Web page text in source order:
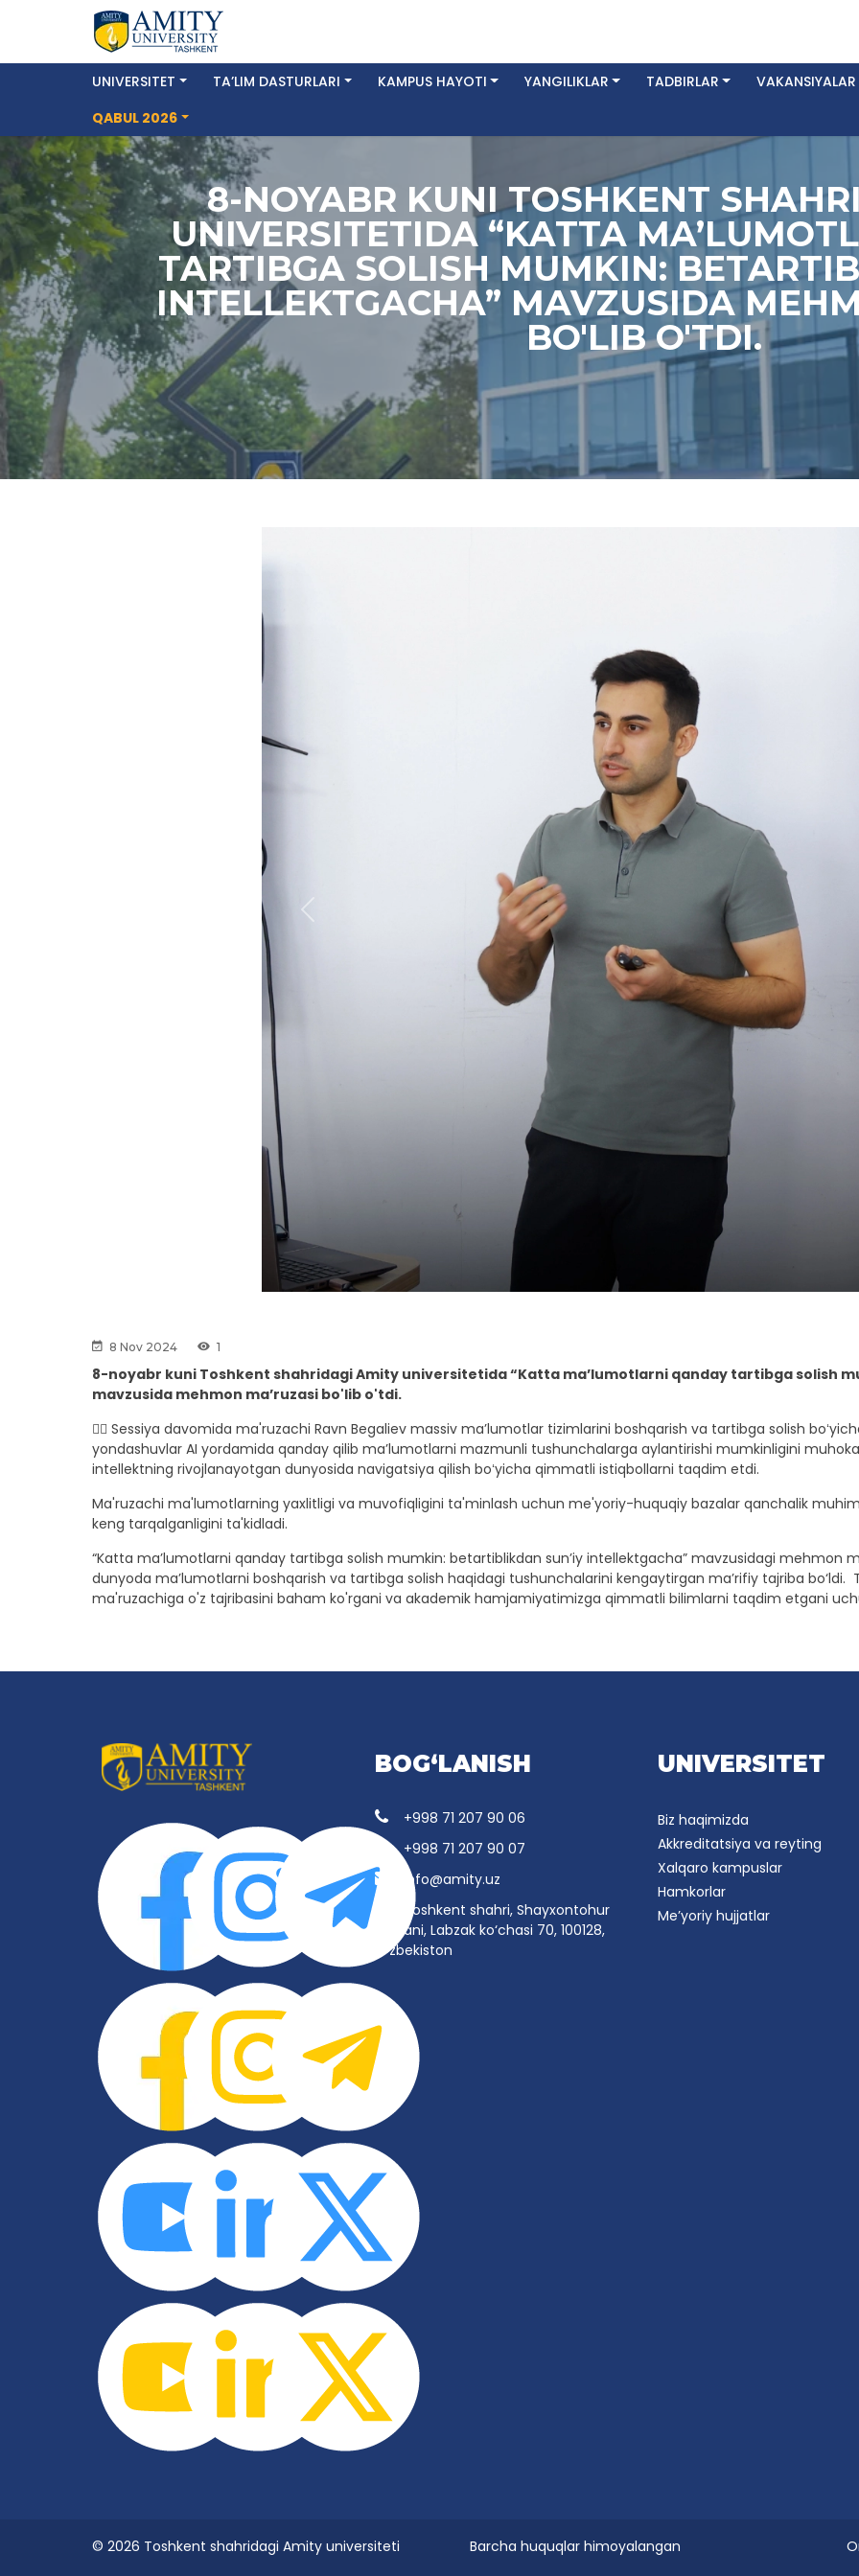
UNIVERSITET TA’LIM DASTURLARI KAMPUS HAYOTI YANGILIKLAR TADBIRLAR
VAKANSIYALAR
QABUL 2026
8-NOYABR KUNI TOSHKENT
UNIVERSITETIDA “KATTA
TARTIBGA SOLISH MUMKIN:
INTELLEKTGACHA” MAVZUSIDA
BO'LIB O'TDI.
Previous
8 Nov 2024 1
8-noyabr kuni Toshkent shahridagi Amity universitetida “Katta ma’lumotlarni qanday tartibga solish
mavzusida mehmon ma’ruzasi bo'lib o'tdi.
👉🏼 Sessiya davomida ma'ruzachi Ravn Begaliev massiv maʼlumotlar tizimlarini boshqarish va tartibga solish
yondashuvlar AI yordamida qanday qilib maʼlumotlarni mazmunli tushunchalarga aylantirishi mumkinligini
intellektning rivojlanayotgan dunyosida navigatsiya qilish boʻyicha qimmatli istiqbollarni taqdim etdi.
Ma'ruzachi ma'lumotlarning yaxlitligi va muvofiqligini ta'minlash uchun me'yoriy-huquqiy bazalar qanchalik
keng tarqalganligini ta'kidladi.
“Katta ma’lumotlarni qanday tartibga solish mumkin: betartiblikdan sun’iy intellektgacha” mavzusidagi mehmon
dunyoda ma’lumotlarni boshqarish va tartibga solish haqidagi tushunchalarini kengaytirgan ma’rifiy tajriba
ma'ruzachiga o'z tajribasini baham ko'rgani va akademik hamjamiyatimizga qimmatli bilimlarni taqdim etgani
BOG‘LANISH
+998 71 207 90 06
+998 71 207 90 07
info@amity.uz
Toshkent shahri, Shayxontohur
tumani, Labzak ko‘chasi 70, 100128,
O‘zbekiston
UNIVERSITET
Biz haqimizda
Akkreditatsiya va reyting
Xalqaro kampuslar
Hamkorlar
Me’yoriy hujjatlar
© 2026 Toshkent shahridagi Amity universiteti Barcha huquqlar himoyalangan